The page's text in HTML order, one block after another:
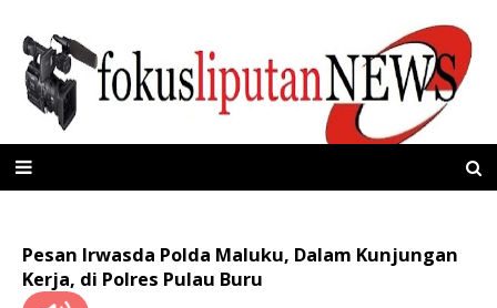
Pesan Irwasda Polda Maluku, Dalam Kunjungan
Kerja, di Polres Pulau Buru